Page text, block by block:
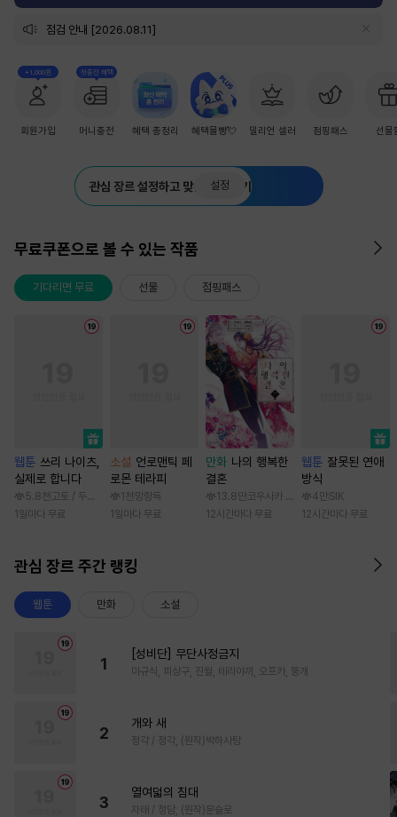
점검 안내 [2026.08.11]
+1,000원
회원가입
첫충전 혜택
머니충전 혜택 총정리 혜택몰빵💘 밀리언 셀러 점핑패스 선물
관심 장르 설정하고 맞춤 추천 받기
설정
무료쿠폰으로 볼 수 있는 작품
기다리면 무료 선물 점핑패스
웹툰 쓰리 나이츠,
실제로 합니다
5.8천 고토 / 두나래
1일마다 무료
소설 언로맨틱 페
로몬 테라피
1천 망랑독
1일마다 무료
만화 나의 행복한
결혼
13.8만 코우사카 리토 / 아기토기 아쿠미
12시간마다 무료
웹툰 잘못된 연애
방식
4만 SIK
12시간마다 무료
관심 장르 주간 랭킹
웹툰 만화 소설
1
[성비단] 무단사정금지
마규식, 피상구, 진월, 테리야끼, 오프카, 뚱개
2
개와 새
정각 / 정각, (원작)박하사탕
3
열여덟의 침대
자태 / 청담, (원작)문슬로